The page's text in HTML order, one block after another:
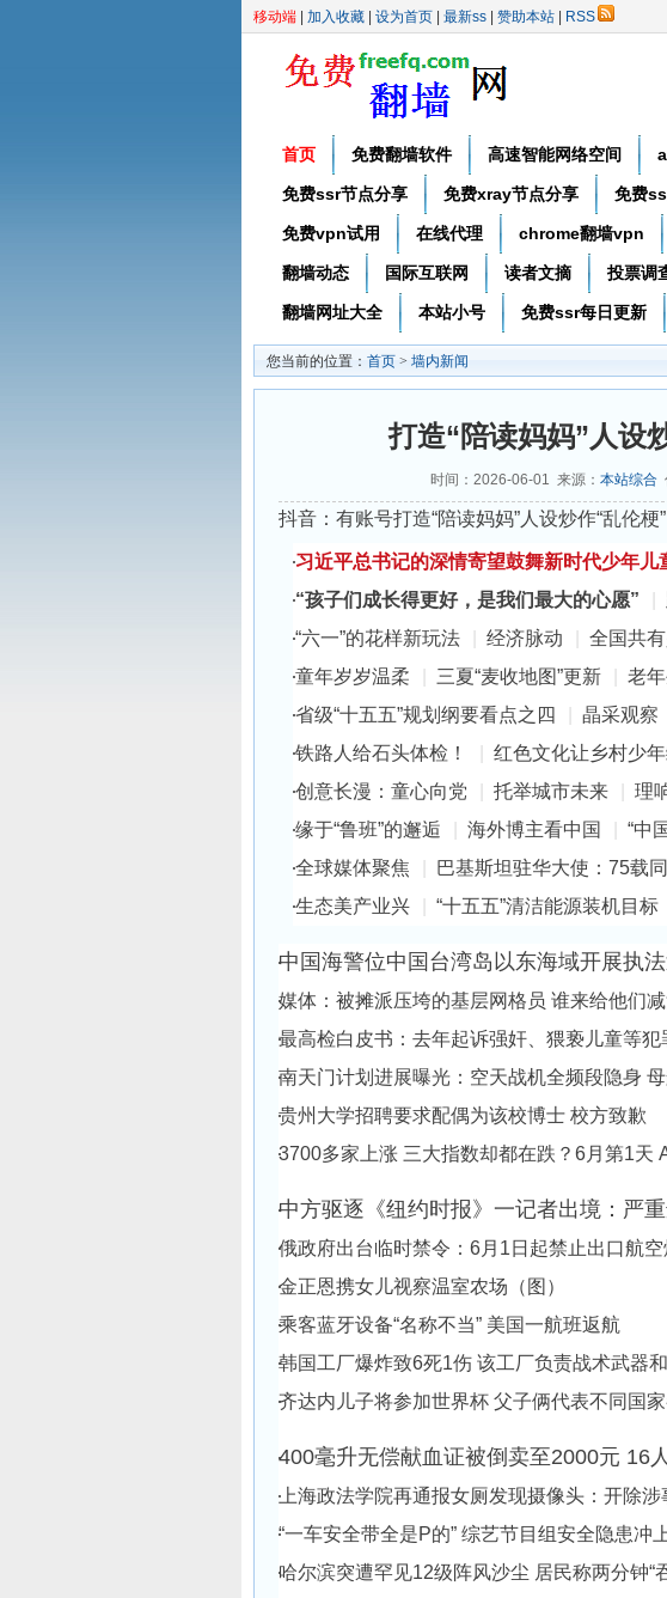
移动端 加入收藏 设为首页 最新ss 赞助本站 RSS
首页 免费翻墙软件 高速智能网络空间
免费ssr节点分享 免费xray节点分享 免费
免费vpn试用 在线代理 chrome翻墙vpn
翻墙动态 国际互联网 读者文摘 投票调
翻墙网址大全 本站小号 免费ssr每日更新
您当前的位置： 首页 > 墙内新闻
打造“陪读妈妈”人设
时间：2026-06-01 来源： 本站综合
抖音：有账号打造“陪读妈妈”人设炒作“乱伦梗
习近平总书记的深情寄望鼓舞新时代少年儿
“孩子们成长得更好，是我们最大的心愿”
“六一”的花样新玩法
经济脉动
全国共
童年岁岁温柔
三夏“麦收地图”更新
老
省级“十五五”规划纲要看点之四
晶采观察
铁路人给石头体检！
红色文化让乡村少
创意长漫：童心向党
托举城市未来 理
缘于“鲁班”的邂逅
海外博主看中国
“中
全球媒体聚焦
巴基斯坦驻华大使：75载
生态美产业兴
“十五五”清洁能源装机目标
中国海警位中国台湾岛以东海域开展执
媒体：被摊派压垮的基层网格员 谁来给他们减
最高检白皮书：去年起诉强奸、猥亵儿童等犯
南天门计划进展曝光：空天战机全频段隐身
贵州大学招聘要求配偶为该校博士 校方致歉
3700多家上涨 三大指数却都在跌？6月第1天
中方驱逐《纽约时报》一记者出境：严
俄政府出台临时禁令：6月1日起禁止出口航空
金正恩携女儿视察温室农场（图）
乘客蓝牙设备“名称不当” 美国一航班返航
韩国工厂爆炸致6死1伤 该工厂负责战术武器
齐达内儿子将参加世界杯 父子俩代表不同国
400毫升无偿献血证被倒卖至2000元 16
上海政法学院再通报女厕发现摄像头：开除涉
“一车安全带全是P的” 综艺节目组安全隐患冲
哈尔滨突遭罕见12级阵风沙尘 居民称两分钟“